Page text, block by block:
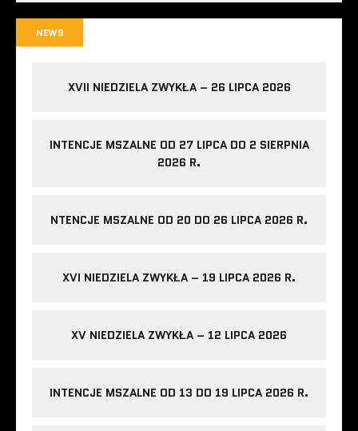
NEWS
XVII NIEDZIELA ZWYKŁA – 26 LIPCA 2026
INTENCJE MSZALNE OD 27 LIPCA DO 2 SIERPNIA
2026 R.
NTENCJE MSZALNE OD 20 DO 26 LIPCA 2026 R.
XVI NIEDZIELA ZWYKŁA – 19 LIPCA 2026 R.
XV NIEDZIELA ZWYKŁA – 12 LIPCA 2026
INTENCJE MSZALNE OD 13 DO 19 LIPCA 2026 R.